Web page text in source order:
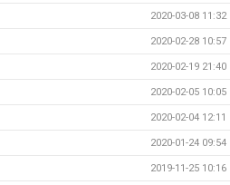
2020-03-08 11:32
2020-02-28 10:57
2020-02-19 21:40
2020-02-05 10:05
2020-02-04 12:11
2020-01-24 09:54
2019-11-25 10:16